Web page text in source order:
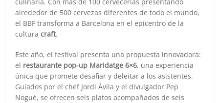
culinaria. Con más de 100 cervecerías presentando
alrededor de 500 cervezas diferentes de todo el mundo,
el BBF transforma a Barcelona en el epicentro de la
culturacraft.
Este año, el festival presenta una propuesta innovadora:
el restaurante pop-up Maridatge 6×6, una experiencia
única que promete desafiar y deleitar a los asistentes.
Guiados por el chef Jordi Àvila y el divulgador Pep
Nogué, se ofrecen seis platos acompañados de seis